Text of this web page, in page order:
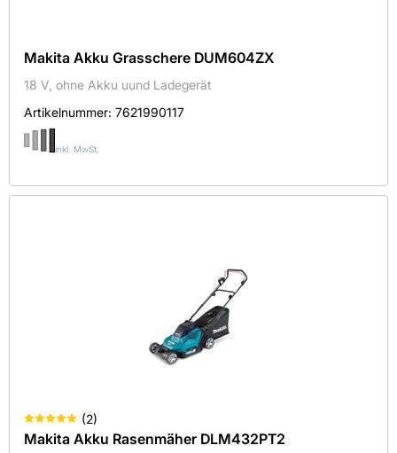
Kemmler Baustoffe GmbH
Länge in mm
Makita Akku Grasschere DUM604ZX
18 V, ohne Akku uund Ladegerät
Artikelnummer: 7621990117
inkl. MwSt.
(2)
Makita Akku Rasenmäher DLM432PT2